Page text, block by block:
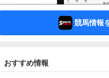
競馬情報
おすすめ情報